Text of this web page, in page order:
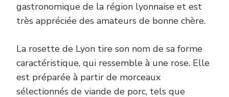
gastronomique de la région lyonnaise et est
très appréciée des amateurs de bonne chère.
La rosette de Lyon tire son nom de sa forme
caractéristique, qui ressemble à une rose. Elle
est préparée à partir de morceaux
sélectionnés de viande de porc, tels que